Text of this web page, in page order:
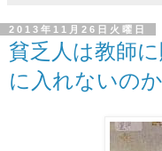
2013年11月26日火曜日
貧乏人は教師
に入れないの